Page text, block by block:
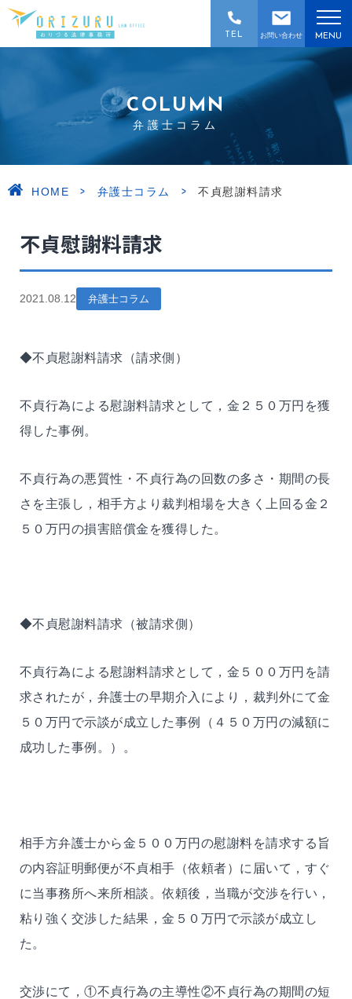
お問い合わせ
TEL MENU
COLUMN
弁護士コラム
HOME > 弁護士コラム > 不貞慰謝料請求
不貞慰謝料請求
2021.08.12 弁護士コラム
◆不貞慰謝料請求（請求側）
不貞行為による慰謝料請求として，金２５０万円を獲
得した事例。
不貞行為の悪質性・不貞行為の回数の多さ・期間の長
さを主張し，相手方より裁判相場を大きく上回る金２
５０万円の損害賠償金を獲得した。
◆不貞慰謝料請求（被請求側）
不貞行為による慰謝料請求として，金５００万円を請
求されたが，弁護士の早期介入により，裁判外にて金
５０万円で示談が成立した事例（４５０万円の減額に
成功した事例。）。
相手方弁護士から金５００万円の慰謝料を請求する旨
の内容証明郵便が不貞相手（依頼者）に届いて，すぐ
に当事務所へ来所相談。依頼後，当職が交渉を行い，
粘り強く交渉した結果，金５０万円で示談が成立し
た。
交渉にて，①不貞行為の主導性②不貞行為の期間の短